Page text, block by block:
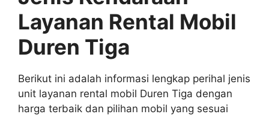
Layanan Rental Mobil
Duren Tiga
Berikut ini adalah informasi lengkap perihal jenis
unit layanan rental mobil Duren Tiga dengan
harga terbaik dan pilihan mobil yang sesuai